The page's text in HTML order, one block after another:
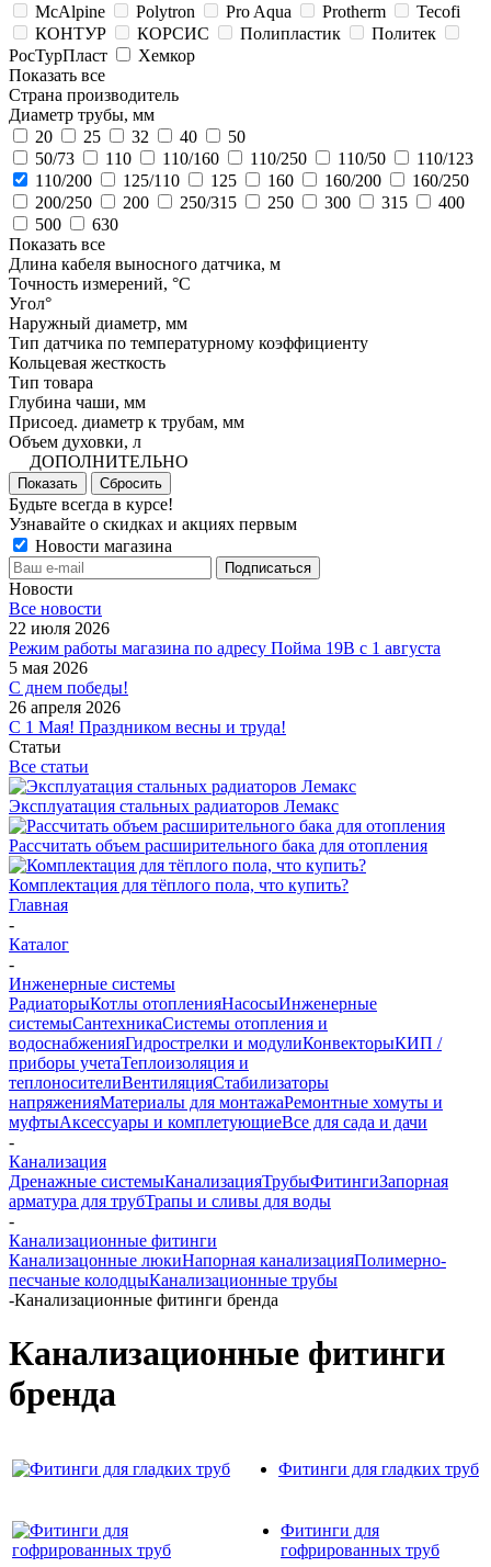
McAlpine
Polytron Pro Aqua Protherm
Tecofi
КОНТУР
КОРСИС Полипластик
Политек
РосТурПласт
Хемкор
Показать все
Страна производитель
Диаметр трубы, мм
20
25 32 40
50
50/73
110 110/160 110/250 110/50
110/123
110/200
125/110 125 160 160/200
160/250
200/250
200 250/315 250 300 315
400
500
630
Показать все
Длина кабеля выносного датчика, м
Точность измерений, °C
Угол°
Наружный диаметр, мм
Тип датчика по температурному коэффициенту
Кольцевая жесткость
Тип товара
Глубина чаши, мм
Присоед. диаметр к трубам, мм
Объем духовки, л
ДОПОЛНИТЕЛЬНО
Показать Сбросить
Будьте всегда в курсе!
Узнавайте о скидках и акциях первым
Новости магазина
Новости
Все новости
22 июля 2026
Режим работы магазина по адресу Пойма 19В с 1 августа
5 мая 2026
С днем победы!
26 апреля 2026
С 1 Мая! Праздником весны и труда!
Статьи
Все статьи
Эксплуатация стальных радиаторов Лемакс
Рассчитать объем расширительного бака для отопления
Комплектация для тёплого пола, что купить?
Главная
-
Каталог
-
Инженерные системы
РадиаторыКотлы отопленияНасосыИнженерные
системыСантехникаСистемы отопления и
водоснабженияГидрострелки и модулиКонвекторыКИП /
приборы учетаТеплоизоляция и
теплоносителиВентиляцияСтабилизаторы
напряженияМатериалы для монтажаРемонтные хомуты и
муфтыАксессуары и комплетующиеВсе для сада и дачи
-
Канализация
Дренажные системыКанализацияТрубыФитингиЗапорная
арматура для трубТрапы и сливы для воды
-
Канализационные фитинги
Канализацонные люкиНапорная канализацияПолимерно-
песчаные колодцыКанализационные трубы
-Канализационные фитинги бренда
Канализационные фитинги
бренда
Фитинги для гладких труб
Фитинги для
гофрированных труб